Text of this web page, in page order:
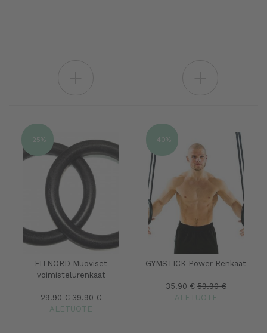
FITNORD Muoviset
voimistelurenkaat
29.90 € 39.90 €
ALETUOTE
-25%
GYMSTICK Power Renkaat
35.90 € 59.90 €
ALETUOTE
-40%